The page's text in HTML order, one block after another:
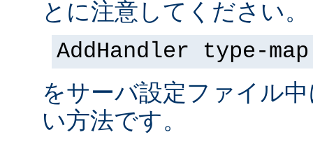
とに注意してください
AddHandler type-
をサーバ設定ファイル
い方法です。